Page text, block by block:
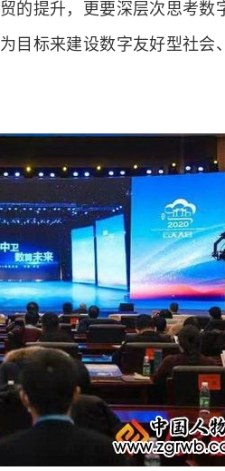
的提升，更要深层次思考
目标来建设数字友好型社